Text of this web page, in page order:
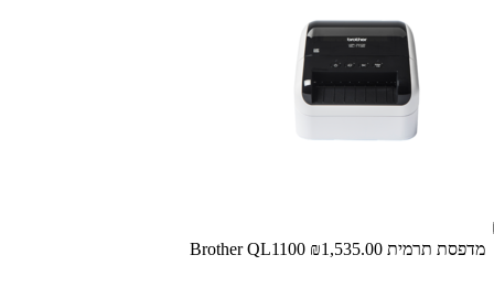
מדפסת ‏תרמית Brother QL1100 ₪1,535.00